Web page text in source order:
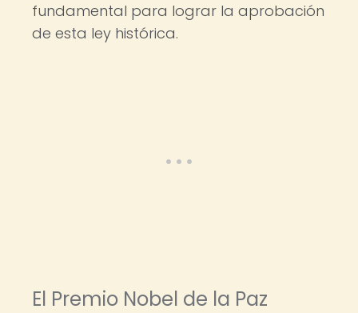
fundamental para lograr la aprobación
de esta ley histórica.
El Premio Nobel de la Paz